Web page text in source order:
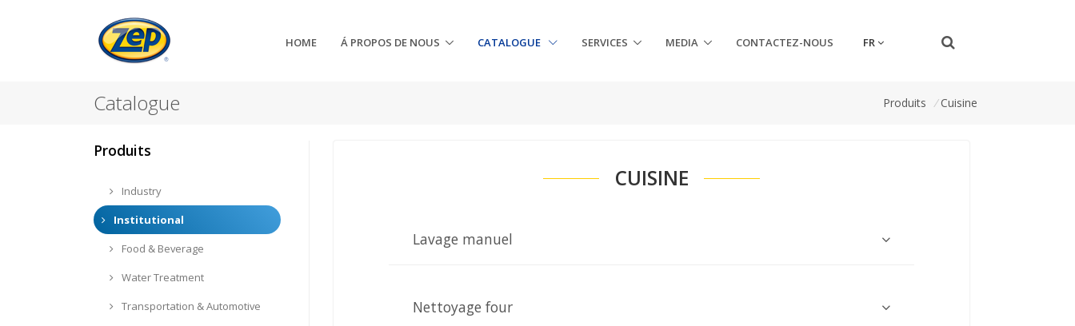
HOME Á PROPOS DE NOUS CATALOGUE SERVICES MEDIA CONTACTEZ-NOUS FR
Catalogue Produits /Cuisine
CUISINE
Lavage manuel
Nettoyage four
Produits
Industry
Institutional
Food & Beverage
Water Treatment
Transportation & Automotive